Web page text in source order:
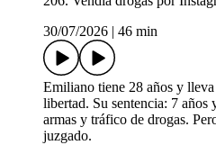
30/07/2026
46 min
Emiliano tiene 28 años y
libertad. Su sentencia: 7 años
armas y tráfico de drogas.
juzgado.